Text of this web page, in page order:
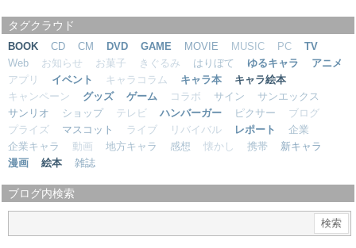
タグクラウド
BOOK CD CM DVD GAME MOVIE MUSIC PC
TV
Web
お知らせ お菓子 きぐるみ はりぼて ゆるキャラ
アニメ
アプリ
イベント キャラコラム キャラ本
キャラ絵本
キャンペーン
グッズ ゲーム コラボ サイン
サンエックス
サンリオ
ショップ テレビ ハンバーガー ピクサー
ブログ
プライズ
マスコット ライブ リバイバル レポート
企業
企業キャラ
動画 地方キャラ 感想 懐かし 携帯
新キャラ
漫画
絵本 雑誌
ブログ内検索